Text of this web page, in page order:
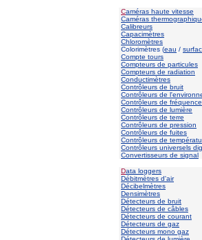
Caméras haute vitesse
Caméras
Calibreurs
Capacimètres
Chloromètres
Colorimètres (eau /
Compte tours
Compteurs de particules
Compteurs de radiation
Conductimètres
Contrôleurs de bruit
Contrôleurs de
Contrôleurs de fréquence
Contrôleurs de lumière
Contrôleurs de terre
Contrôleurs de pression
Contrôleurs de fuites
Contrôleurs de
Contrôleurs universels
Convertisseurs de signal
Data loggers
Débitmètres d'air
Décibelmètres
Densimètres
Détecteurs de bruit
Détecteurs de câbles
Détecteurs de courant
Détecteurs de gaz
Détecteurs mono gaz